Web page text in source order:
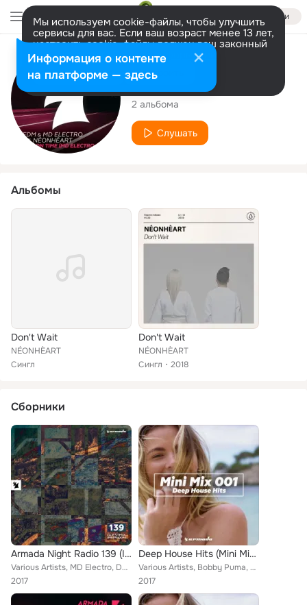
Войти
Мы используем cookie-файлы, чтобы улучшить
сервисы для вас. Если ваш возраст менее 13 лет,
настроить cookie-файлы должен ваш законный
представитель. Больше информации
Разрешить все Настроить
Исполнитель
NÉONHÈART
2 альбома
Слушать
Альбомы
Don't Wait
NÉONHÈART
Сингл
Don't Wait
NÉONHÈART
Сингл
2018
Сборники
Armada Night Radio 139 (Incl. Gfdm & MD Electro Guest Mix)
Various Artists, MD Electro, David Gravell, Galavant, Lost Frequencies, Cup & String, Kago Pengchi, Shermanology, Plastik Funk, ...
2017
Deep House Hits (Mini Mix 001) - Armada Music
Various Artists, Bobby Puma, Felon, Boehm, DJ Zinc, Thomas Gold, Going Deeper, TAI, GFDM, Tom Ferro, Sultan + Shepard, LZRZ, Zac...
2017
Информация о контенте
на платформе — здесь